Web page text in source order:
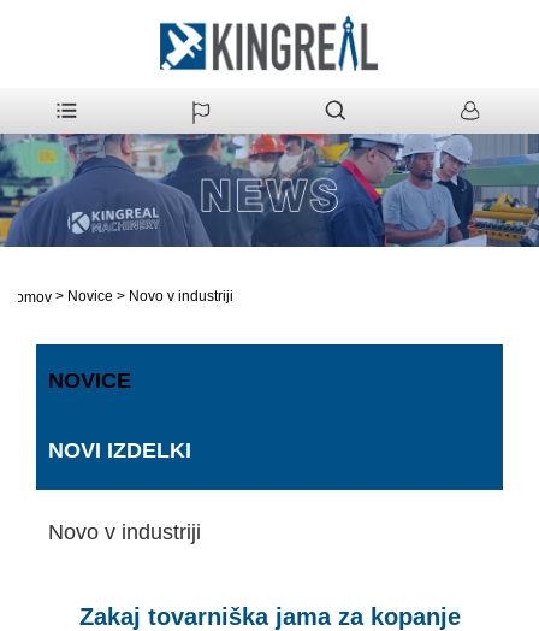
domov > Novice > Novo v industriji
NOVICE
NOVI IZDELKI
Novo v industriji
Zakaj tovarniška jama za kopanje